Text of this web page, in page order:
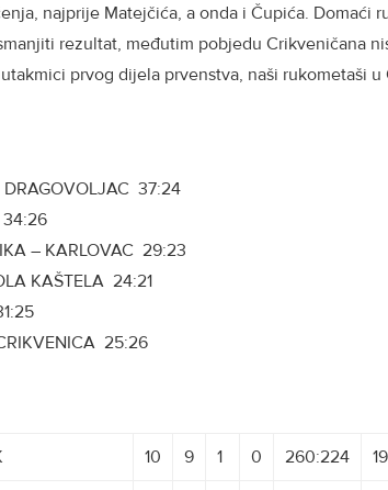
najprije Matejčića, a onda i Čupića. Domaći
rezultat, međutim pobjedu Crikveničana
prvog dijela prvenstva, naši rukometaši
DRAGOVOLJAC 37:24
34:26
– KARLOVAC 29:23
KAŠTELA 24:21
25:26
10 9 1 0 260:224 19